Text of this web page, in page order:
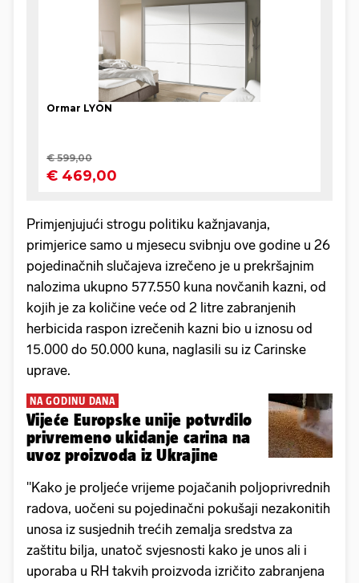
Primjenjujući strogu politiku kažnjavanja,
primjerice samo u mjesecu svibnju ove godine u 26
pojedinačnih slučajeva izrečeno je u prekršajnim
nalozima ukupno 577.550 kuna novčanih kazni, od
kojih je za količine veće od 2 litre zabranjenih
herbicida raspon izrečenih kazni bio u iznosu od
15.000 do 50.000 kuna, naglasili su iz Carinske
uprave.
NA GODINU DANA
Vijeće Europske unije potvrdilo
privremeno ukidanje carina na
uvoz proizvoda iz Ukrajine
"Kako je proljeće vrijeme pojačanih poljoprivrednih
radova, uočeni su pojedinačni pokušaji nezakonitih
unosa iz susjednih trećih zemalja sredstva za
zaštitu bilja, unatoč svjesnosti kako je unos ali i
uporaba u RH takvih proizvoda izričito zabranjena